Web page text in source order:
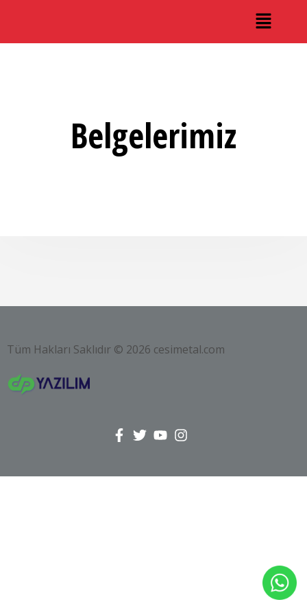
Belgelerimiz
Tüm Hakları Saklıdır © 2026 cesimetal.com